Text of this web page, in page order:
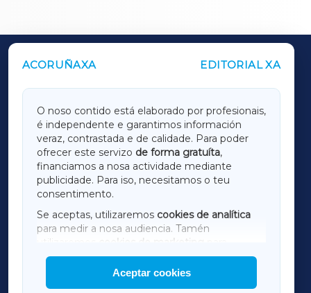
ACORUÑAXA EDITORIAL XA
O noso contido está elaborado por profesionais,
é independente e garantimos información
veraz, contrastada e de calidade. Para poder
ofrecer este servizo de forma gratuíta,
financiamos a nosa actividade mediante
publicidade. Para iso, necesitamos o teu
consentimento.
Se aceptas, utilizaremos cookies de analítica
para medir a nosa audiencia. Tamén
utilizaremos
cookies de marketing
mostrar publicidade de terceiros.
Así mesmo, podes personalizar a elección das
Aceptar cookies
OUTROS PERIÓDICOS
LUGOXA
TERRACHAXA
AMARIÑAXA
RIBEIRASACRAXA